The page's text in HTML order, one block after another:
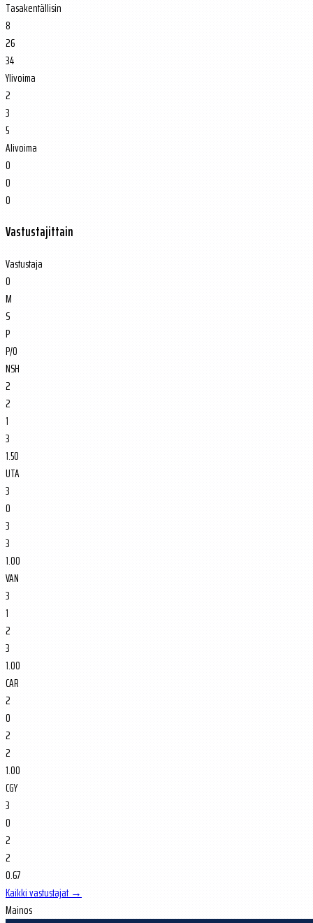
Tasakentällisin
8
26
34
Ylivoima
2
3
5
Alivoima
0
0
0
Vastustajittain
Vastustaja
O
M
S
P
P/O
NSH
2
2
1
3
1.50
UTA
3
0
3
3
1.00
VAN
3
1
2
3
1.00
CAR
2
0
2
2
1.00
CGY
3
0
2
2
0.67
Kaikki vastustajat →
Mainos